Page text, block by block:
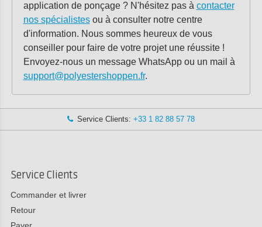
application de ponçage ? N'hésitez pas à contacter
nos spécialistesou à consulter notre centre
d'information. Nous sommes heureux de vous
conseiller pour faire de votre projet une réussite !
Envoyez-nous un message WhatsApp ou un mail à
support@polyestershoppen.fr.
Service Clients: +33 1 82 88 57 78
Service Clients
Commander et livrer
Retour